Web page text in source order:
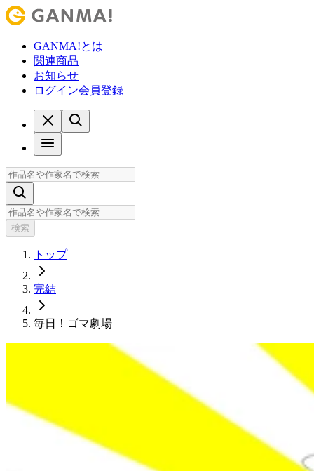
GANMA!とは
関連商品
お知らせ
ログイン会員登録
検索
トップ
完結
毎日！ゴマ劇場